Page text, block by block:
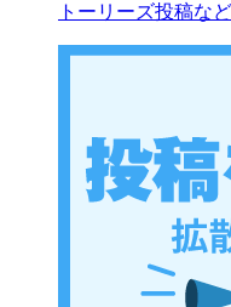
トーリーズ投稿な